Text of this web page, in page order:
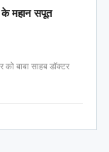
के महान सपूत
बाबा साहब डॉक्टर